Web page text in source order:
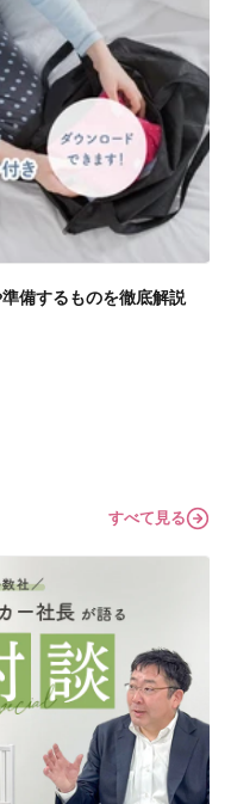
備するものを徹底解説
すべて見る